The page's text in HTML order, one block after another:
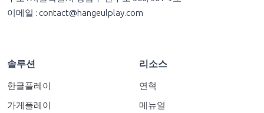
이메일 : contact@hangeulplay.com
솔루션
한글플레이
가게플레이
리소스
연혁
메뉴얼